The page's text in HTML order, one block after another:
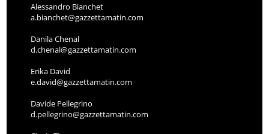
Alessandro Bianchet
a.bianchet@gazzettamatin.com
Danila Chenal
d.chenal@gazzettamatin.com
Erika David
e.david@gazzettamatin.com
Davide Pellegrino
d.pellegrino@gazzettamatin.com